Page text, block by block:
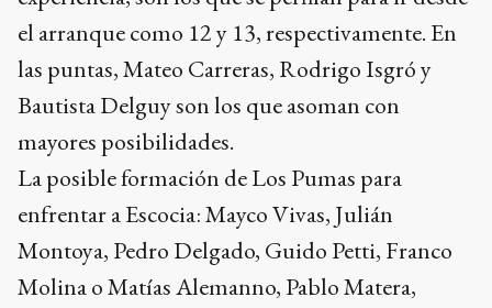
el arranque como 12 y 13, respectivamente. En
las puntas, Mateo Carreras, Rodrigo Isgró y
Bautista Delguy son los que asoman con
mayores posibilidades.
La posible formación de Los Pumas para
enfrentar a Escocia: Mayco Vivas, Julián
Montoya, Pedro Delgado, Guido Petti, Franco
Molina o Matías Alemanno, Pablo Matera,